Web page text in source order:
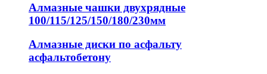
Алмазные чашки двухрядные
100/115/125/150/180/230мм
Алмазные диски по асфальту
асфальтобетону